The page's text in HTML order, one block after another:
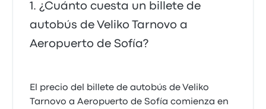
¿Cuánto cuesta un billete de
autobús de Veliko Tarnovo a
Aeropuerto de Sofía?
El precio del billete de autobús de Veliko
Tarnovo a Aeropuerto de Sofía comienza en